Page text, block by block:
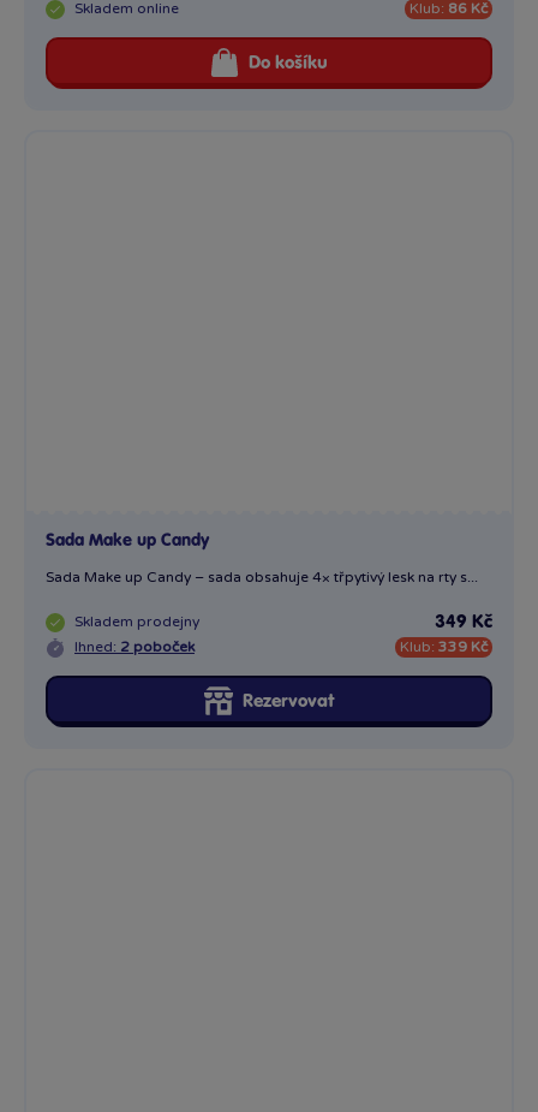
Skladem online Klub: 86 Kč
Do košíku
Sada Make up Candy
Sada Make up Candy – sada obsahuje 4× třpytivý lesk na rty s...
Skladem prodejny
Ihned: 2 poboček
349 Kč
Klub: 339 Kč
Rezervovat